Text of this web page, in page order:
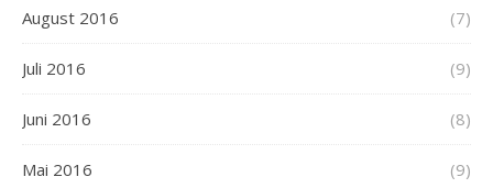
August 2016 (7)
Juli 2016 (9)
Juni 2016 (8)
Mai 2016 (9)